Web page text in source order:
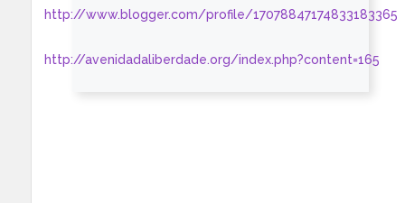
http://www.blogger.com/profile/17078847174833183365
http://avenidadaliberdade.org/index.php?content=165